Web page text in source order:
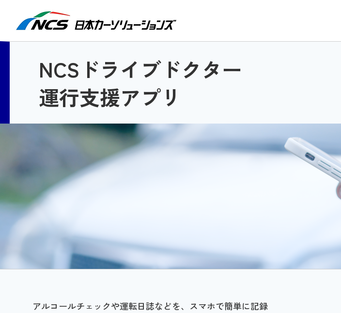
NCSドライブドクター
運行支援アプリ
アルコールチェックや運転日誌などを、スマホで簡単に記録